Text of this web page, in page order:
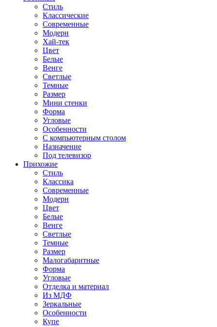
Стиль
Классические
Современные
Модерн
Хай-тек
Цвет
Белые
Венге
Светлые
Темные
Размер
Мини стенки
Форма
Угловые
Особенности
С компьютерным столом
Назначение
Под телевизор
Прихожие
Стиль
Классика
Современные
Модерн
Цвет
Белые
Венге
Светлые
Темные
Размер
Малогабаритные
Форма
Угловые
Отделка и материал
Из МДФ
Зеркальные
Особенности
Купе